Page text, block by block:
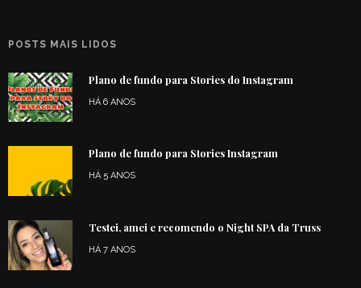
POSTS MAIS LIDOS
Plano de fundo para Stories do Instagram
HÁ 6 ANOS
Plano de fundo para Stories Instagram
HÁ 5 ANOS
Testei, amei e recomendo o Night SPA da Truss
HÁ 7 ANOS